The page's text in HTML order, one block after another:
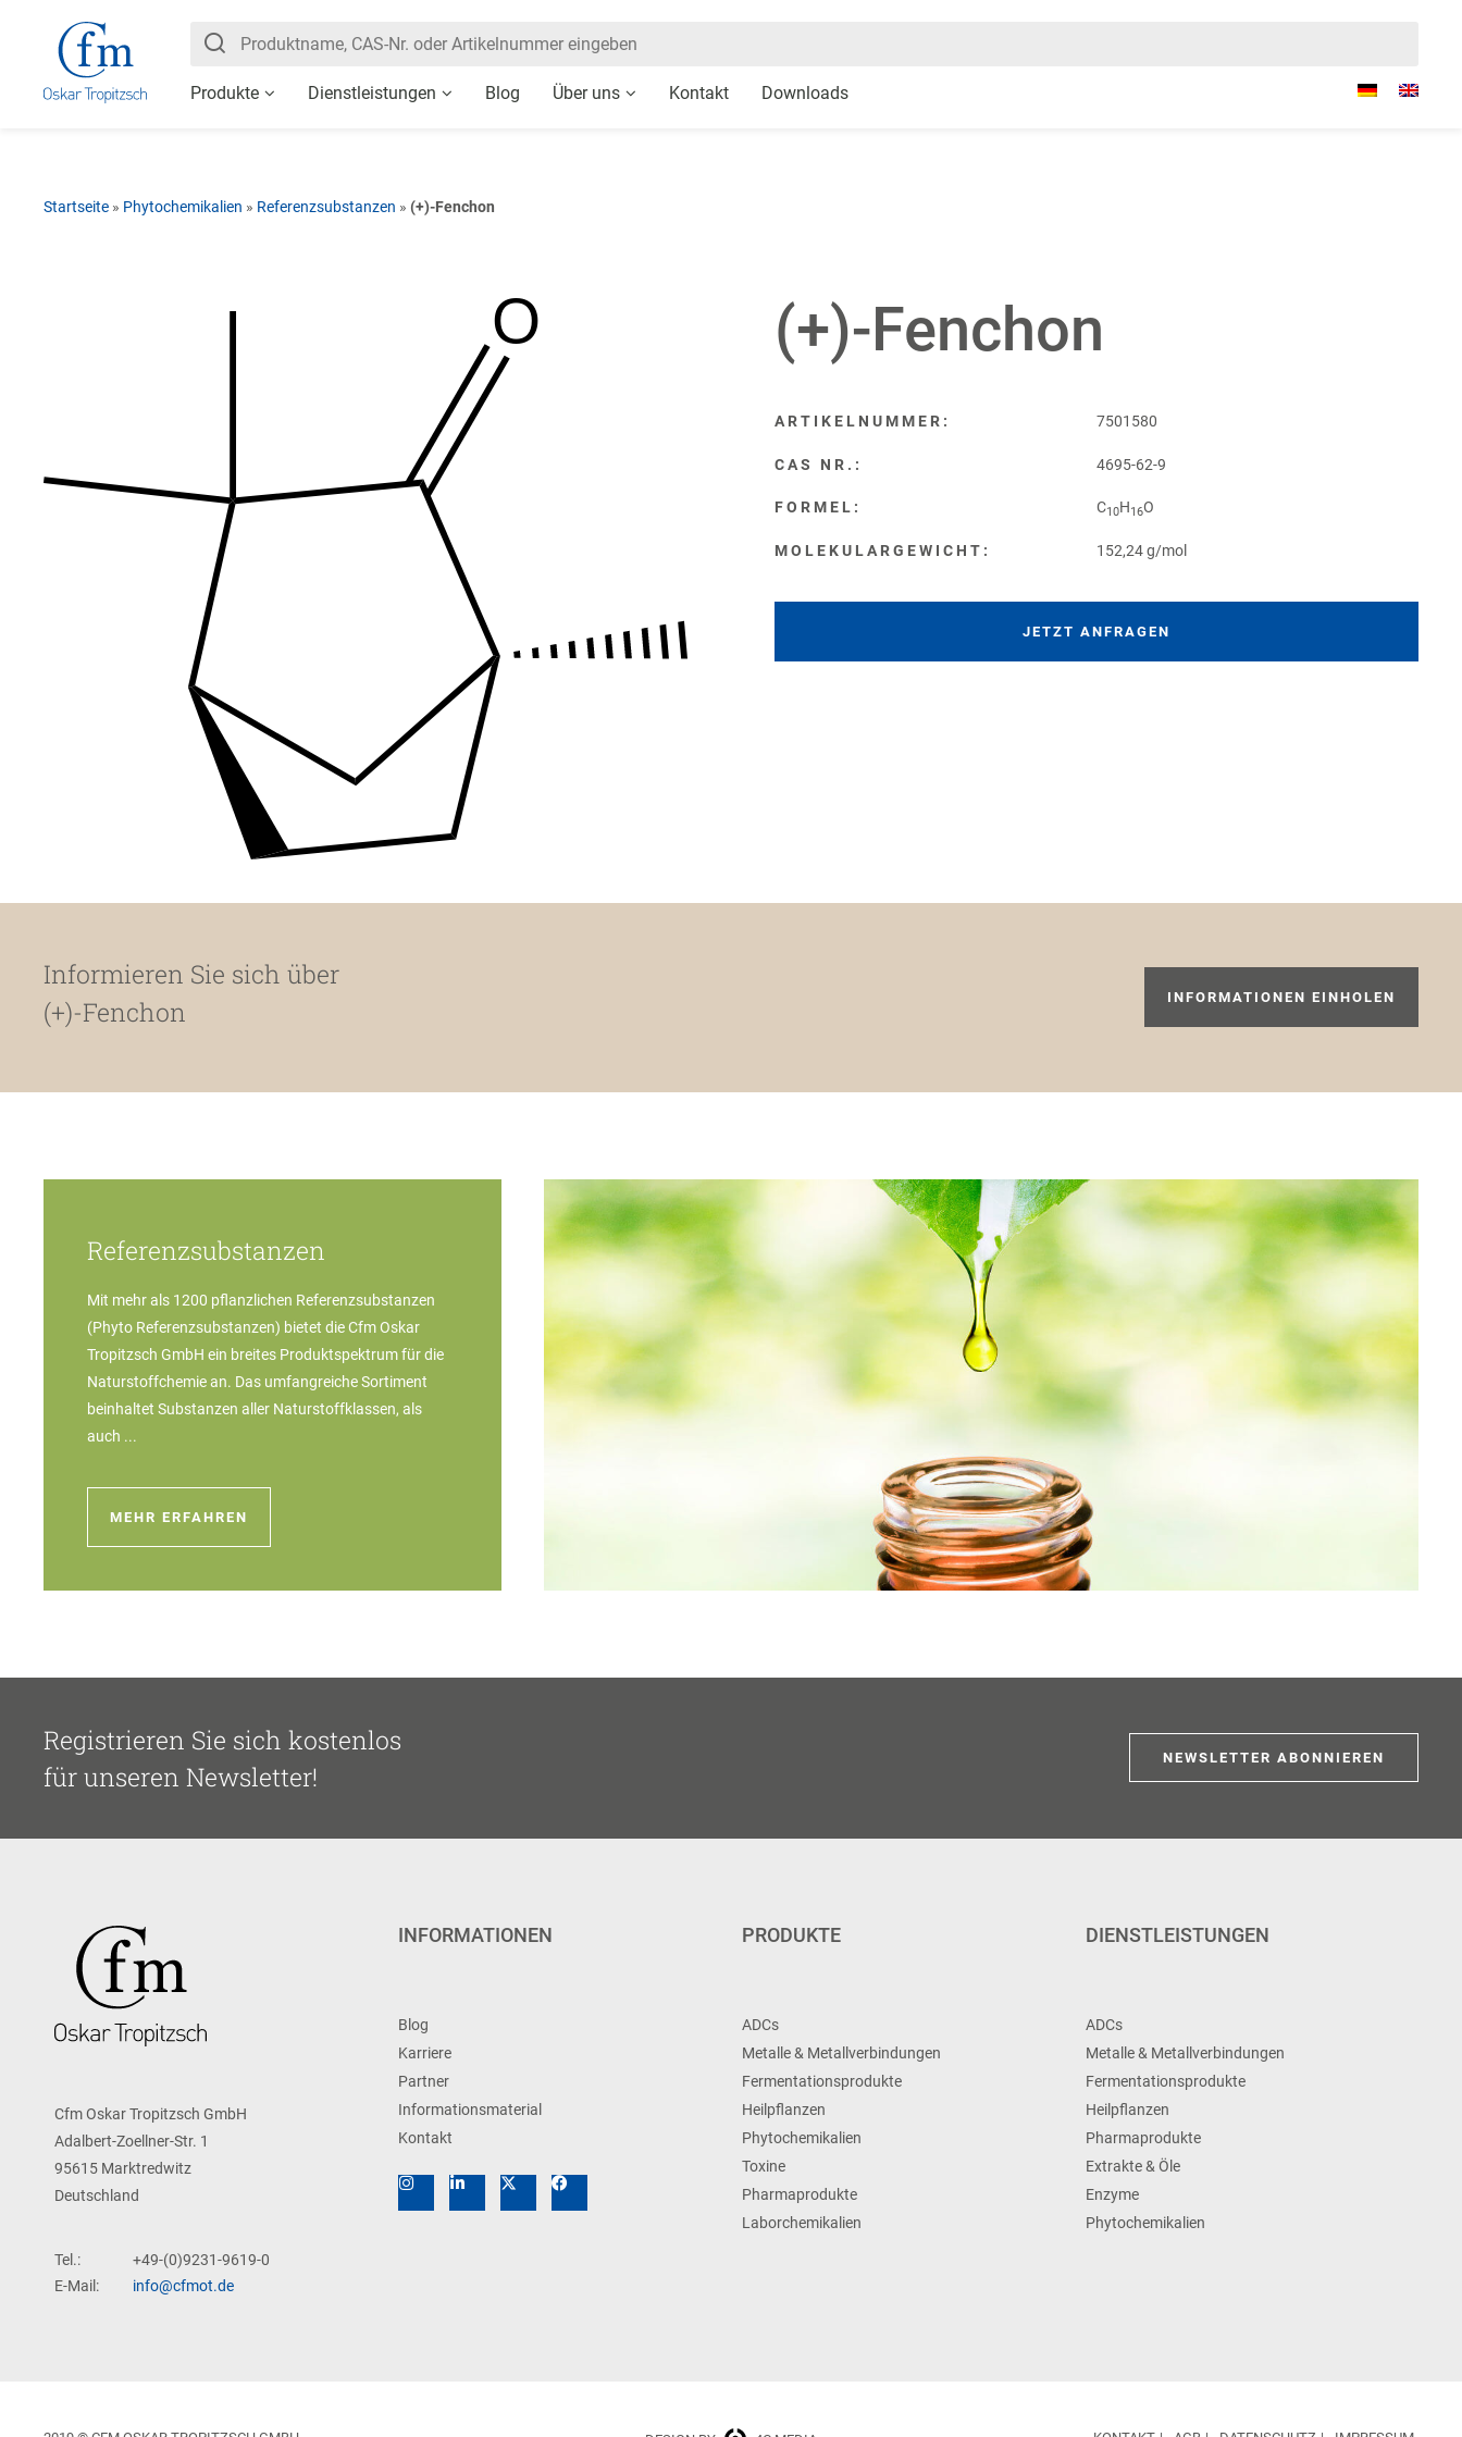
Produkte Dienstleistungen Blog Über uns Kontakt Downloads
Startseite » Phytochemikalien » Referenzsubstanzen » (+)-Fenchon
O (+)-Fenchon
ARTIKELNUMMER: 7501580
CAS NR.: 4695-62-9
FORMEL: C10H16O
MOLEKULARGEWICHT: 152,24 g/mol
JETZT ANFRAGEN
Informieren Sie sich über
(+)-Fenchon
INFORMATIONEN EINHOLEN
Referenzsubstanzen
Mit mehr als 1200 pflanzlichen Referenzsubstanzen
(Phyto Referenzsubstanzen) bietet die Cfm Oskar
Tropitzsch GmbH ein breites Produktspektrum für die
Naturstoffchemie an. Das umfangreiche Sortiment
beinhaltet Substanzen aller Naturstoffklassen, als
auch ...
MEHR ERFAHREN
Registrieren Sie sich kostenlos
für unseren Newsletter!
NEWSLETTER ABONNIEREN
Cfm Oskar Tropitzsch GmbH
Adalbert-Zoellner-Str. 1
95615 Marktredwitz
Deutschland
Tel.:
+49-(0)9231-9619-0
E-Mail:
info@cfmot.de
INFORMATIONEN
Blog
Karriere
Partner
Informationsmaterial
Kontakt
PRODUKTE
ADCs
Metalle & Metallverbindungen
Fermentationsprodukte
Heilpflanzen
Phytochemikalien
Toxine
Pharmaprodukte
Laborchemikalien
DIENSTLEISTUNGEN
ADCs
Metalle & Metallverbindungen
Fermentationsprodukte
Heilpflanzen
Pharmaprodukte
Extrakte & Öle
Enzyme
Phytochemikalien